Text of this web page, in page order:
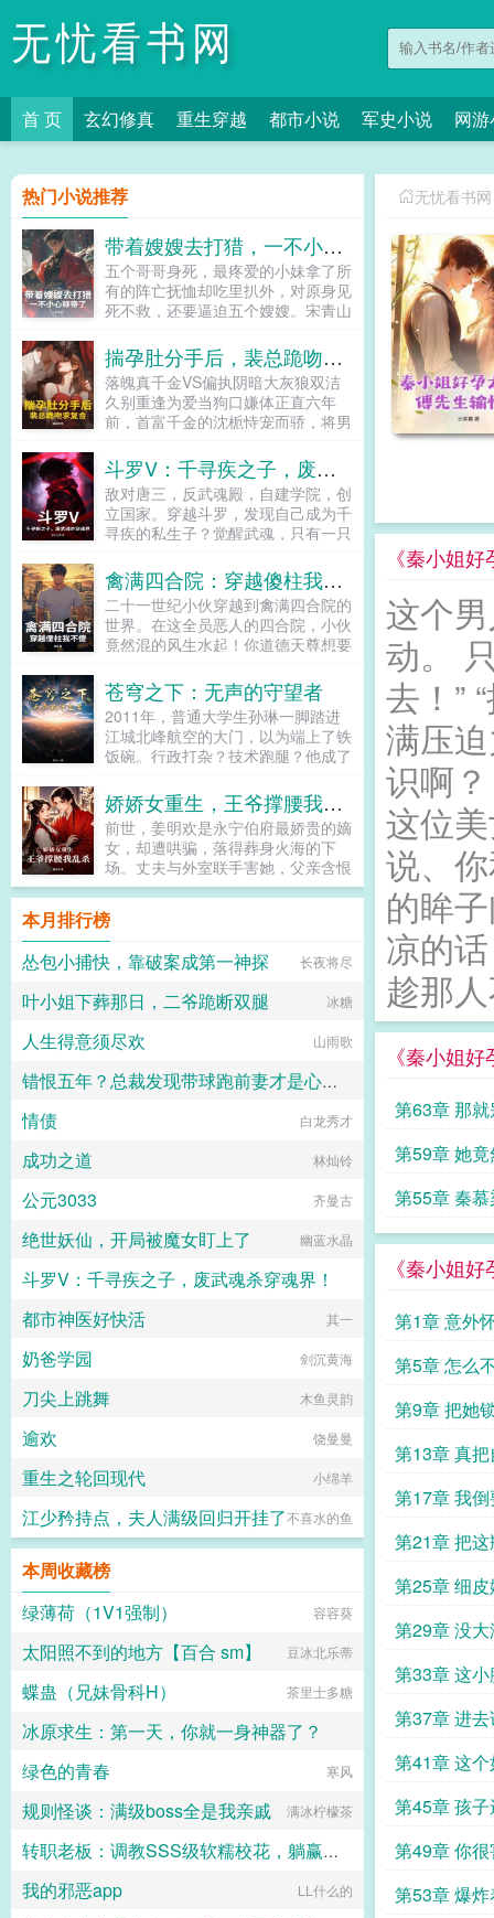
无忧看书网
首 页 玄幻修真 重生穿越 都市小说 军史小说 网
无忧看书网
《秦小姐
这个
动。
去！”
满压
识啊
这位
说、
的眸
凉的
趁那
《秦小姐
第63章 那
第59章 她
第55章 秦
《秦小姐
第1章 意外
第5章 怎么
第9章 把她
第13章 真
第17章 我
们
第21章 把
你回去
第25章 细
第29章 没
第33章 这
第37章 进
不行
第41章 这
是谁家的啊
第45章 孩
第49章 你
第53章 爆
热门小说推荐
带着嫂嫂去打猎，一不小心称帝了
五个哥哥身死，最疼爱的小妹拿了所
有的阵亡抚恤却吃里扒外，对原身见
死不救，还要逼迫五个嫂嫂。宋青山
小妹妹夫两人，怒扇耳光。最后带着
五个嫂嫂冒着大雪离开，拖家带口露
宿在破庙之中。不过好在宋青山一开
始就觉醒了宝箱系统，打猎能获得宝
箱，杀敌能获得宝箱。一头雪兔一个
宝箱之中功法武器食物工具应有尽
有，从破庙修缮成家，入住县里大
院，一步步带着嫂子过上安稳日子。
然而时局动荡，乱世已至，宋青山被
将领得钻石宝箱，杀王得紫极宝箱，
最后更是开出传国玉玺。手持传国玉
玺，高坐龙椅之上，宋青山喃喃一
句。我就是个打猎的，没想当皇帝
啊！...
揣孕肚分手后，裴总跪吻求复合
落魄真千金VS偏执阴暗大灰狼双洁
久别重逢为爱当狗口嫌体正直六年
前，首富千金的沈栀恃宠而骄，将男
的狗。可这条狗却爬上金字塔极端，
成了京市最瞩目耀眼的存在。而她，
却从千金大小姐变成了落魄娱记他站
在高位，冷眼嘲弄她的狼狈求我，赏
你口饭吃。看着他眼里的仇恨，沈栀
要也罢！可当她给女儿物色新爹时，
那个衿贵阴鸷的男人又疯了。他将她
堵在墙角，眼睛通红不管是谁的孩
子，你们都是我的！你说的没错，我
叹气裴总，请自重。哪有人上赶着当
狗的！...
斗罗V：千寻疾之子，废武魂杀穿魂界！
敌对唐三，反武魂殿，自建学院，创
立国家。穿越斗罗，发现自己成为千
寻疾的私生子？觉醒武魂，只有一只
惨遭抛弃，武魂殿派人暗中袭击，还
要将我全村灭门？家传武器，养父送
我一把银制长枪，这把长枪竟然是？
系统加持，没有！随身秘籍，也没
有！戒指里的老爷爷，更没有！看我
陆上杀出重围，铸就属于自己的传
奇！...
禽满四合院：穿越傻柱我不傻
二十一世纪小伙穿越到禽满四合院的
世界。在这全员恶人的四合院，小伙
竟然混的风生水起！你道德天尊想要
德。你抠搜大帝闫富贵想要算计我？
不好意思，我可是锱铢必较。你盛世
白莲秦淮如想要饭盒？那你得考虑拿
什么东西来和我交换！你绝世盗圣贾
棒梗想要偷我东西？不好意思，我直
我傻柱不傻了！...
苍穹之下：无声的守望者
2011年，普通大学生孙琳一脚踏进
江城北峰航空的大门，以为端上了铁
饭碗。行政打杂？技术跑腿？他成了
不是谍战片，这是中国军工最真实的
无声战场！行政流程外协合同网络端
口处处是暗藏的杀机。从青涩菜鸟到
国安关键眼线，孙琳在平凡的岗位
上，用最硬的脊梁，守护着最尖端的
锋芒。十四年风云激荡。看守望者如
何在苍穹之下，以忠诚为甲，智慧为
刃，在没有硝烟的战争中，铸就捍卫
长空的钢铁长城！大国崛起背后，是
千万个无声的她。...
娇娇女重生，王爷撑腰我乱杀
前世，姜明欢是永宁伯府最娇贵的嫡
女，却遭哄骗，落得葬身火海的下
场。丈夫与外室联手害她，父亲含恨
病逝，家财尽数被夺。而她，成了他
们青云路上的垫脚石。重生归来，她
冷眼睨尽仇人丑态虚伪丈夫求复合？
一把火烧了他的前程！恶毒绿茶装可
怜？当众撕开她的假面目！心机婶婶
世，她再不做任人宰割的羔羊！复仇
扯出皇室不为人知的惊天秘密。可偏
却缠上了她。她倦怠垂眸裴砚舟，我
将她揽入怀中，低笑无妨，我本就是
本月排行榜
怂包小捕快，靠破案成第一神探
长夜将尽
叶小姐下葬那日，二爷跪断双腿 冰糖
人生得意须尽欢 山雨歌
错恨五年？总裁发现带球跑前妻才是心头肉
塞布丽娜
情债 白龙秀才
成功之道 林灿铃
公元3033 齐曼古
绝世妖仙，开局被魔女盯上了 幽蓝水晶
斗罗V：千寻疾之子，废武魂杀穿魂界！
星尘布偶
都市神医好快活 其一
奶爸学园 剑沉黄海
刀尖上跳舞 木鱼灵韵
逾欢 饶曼曼
重生之轮回现代 小绵羊
江少矜持点，夫人满级回归开挂了不喜水的鱼
本周收藏榜
绿薄荷（1V1强制）
容容葵
太阳照不到的地方【百合 sm】 豆冰北乐蒂
蝶蛊（兄妹骨科H） 茶里士多糖
冰原求生：第一天，你就一身神器了？
奋斗小强
绿色的青春 寒风
规则怪谈：满级boss全是我亲戚 满冰柠檬茶
转职老板：调教SSS级软糯校花，躺赢成神
领带马里奥
我的邪恶app LL什么的